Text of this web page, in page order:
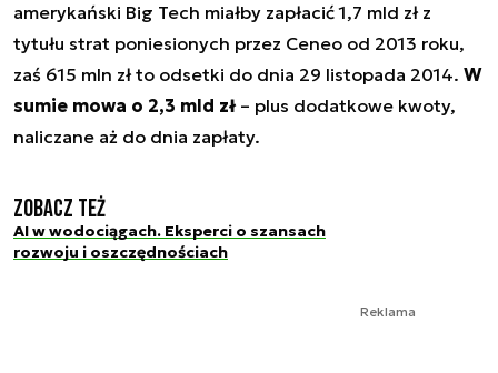
amerykański Big Tech miałby zapłacić 1,7 mld zł z
tytułu strat poniesionych przez Ceneo od 2013 roku,
zaś 615 mln zł to odsetki do dnia 29 listopada 2014. W
sumie mowa o 2,3 mld zł– plus dodatkowe kwoty,
naliczane aż do dnia zapłaty.
Zobacz też
AI w wodociągach. Eksperci o szansach
rozwoju i oszczędnościach
Reklama